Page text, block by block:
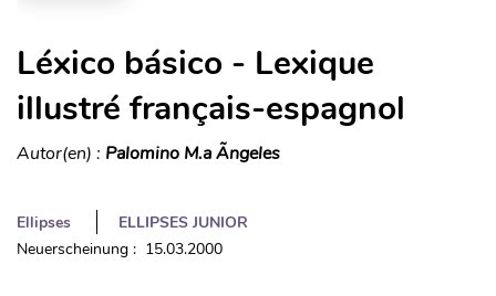
Léxico básico - Lexique
illustré français-espagnol
Autor(en) : Palomino M.a Ãngeles
Ellipses
ELLIPSES JUNIOR
Neuerscheinung : 15.03.2000